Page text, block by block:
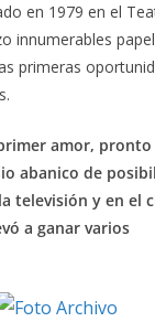
en 1979 en el
innumerables
primeras
amor,
abanico de
televisión y en el
a ganar varios